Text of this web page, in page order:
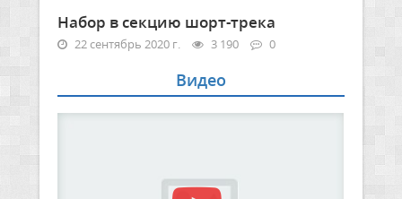
Набор в секцию шорт-трека
22 сентябрь 2020 г. 3 190 0
Видео